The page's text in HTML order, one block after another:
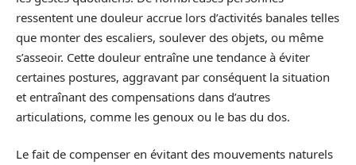
ressentent une douleur accrue lors d’activités banales telles
que monter des escaliers, soulever des objets, ou même
s’asseoir. Cette douleur entraîne une tendance à éviter
certaines postures, aggravant par conséquent la situation
et entraînant des compensations dans d’autres
articulations, comme les genoux ou le bas du dos.
Le fait de compenser en évitant des mouvements naturels